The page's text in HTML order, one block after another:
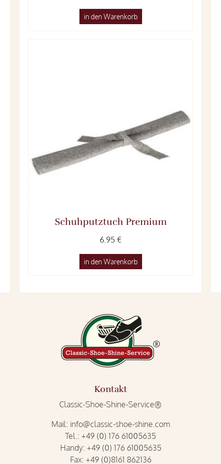
in den Warenkorb
Schuhputztuch Premium
6.95 €
in den Warenkorb
Kontakt
Classic-Shoe-Shine-Service®
Mail: info@classic-shoe-shine.com
Tel.: +49 (0) 176 61005635
Handy: +49 (0) 176 61005635
Fax: +49 (0)8161 862136